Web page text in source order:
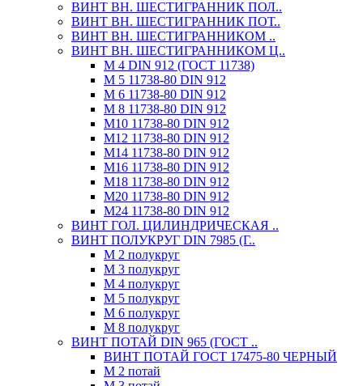
ВИНТ ВН. ШЕСТИГРАННИК ПОЛ..
ВИНТ ВН. ШЕСТИГРАННИК ПОТ..
ВИНТ ВН. ШЕСТИГРАННИКОМ ..
ВИНТ ВН. ШЕСТИГРАННИКОМ Ц..
М 4 DIN 912 (ГОСТ 11738)
М 5 11738-80 DIN 912
М 6 11738-80 DIN 912
М 8 11738-80 DIN 912
М10 11738-80 DIN 912
М12 11738-80 DIN 912
М14 11738-80 DIN 912
М16 11738-80 DIN 912
М18 11738-80 DIN 912
М20 11738-80 DIN 912
М24 11738-80 DIN 912
ВИНТ ГОЛ. ЦИЛИНДРИЧЕСКАЯ ..
ВИНТ ПОЛУКРУГ DIN 7985 (Г..
М 2 полукруг
М 3 полукруг
М 4 полукруг
М 5 полукруг
М 6 полукруг
М 8 полукруг
ВИНТ ПОТАЙ DIN 965 (ГОСТ ..
ВИНТ ПОТАЙ ГОСТ 17475-80 ЧЕРНЫЙ
М 2 потай